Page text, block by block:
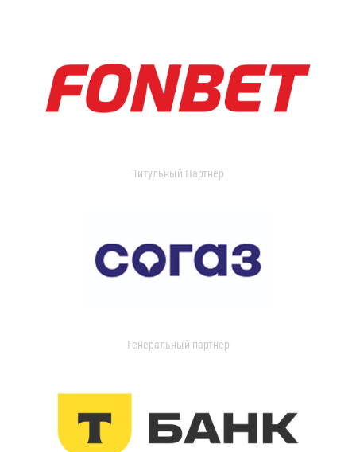
Титульный Партнер
Генеральный партнер